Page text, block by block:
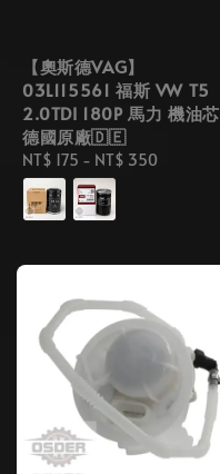
【奧斯德VAG】
03L115561 福斯 VW T5
2.0TDI 180P 馬力 機油芯
德國原廠🇩🇪
Regular
price
NT$ 175 - NT$ 350